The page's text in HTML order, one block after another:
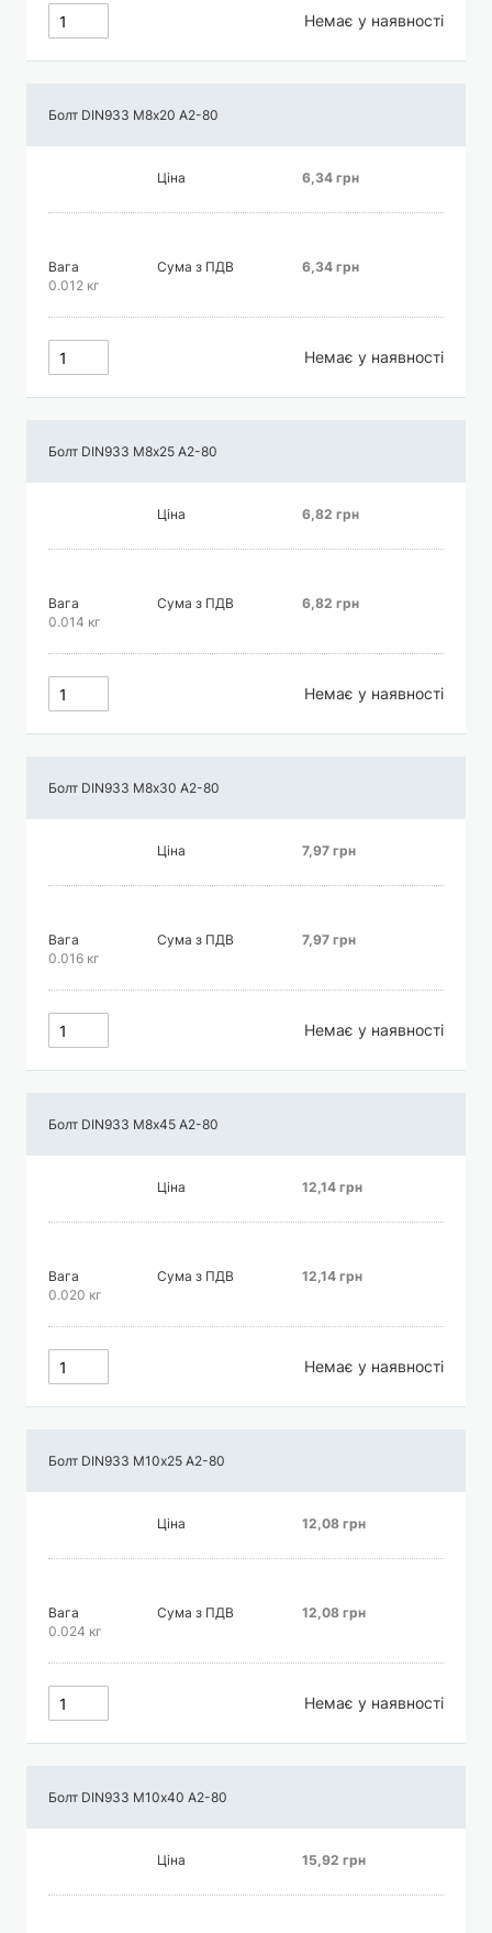
Немає у наявності
Болт DIN933 М8х20 А2-80
Ціна 6,34 грн
Вага
0.012 кг
Сума з ПДВ 6,34 грн
Немає у наявності
Болт DIN933 М8х25 А2-80
Ціна 6,82 грн
Вага
0.014 кг
Сума з ПДВ 6,82 грн
Немає у наявності
Болт DIN933 М8х30 А2-80
Ціна 7,97 грн
Вага
0.016 кг
Сума з ПДВ 7,97 грн
Немає у наявності
Болт DIN933 М8х45 А2-80
Ціна 12,14 грн
Вага
0.020 кг
Сума з ПДВ 12,14 грн
Немає у наявності
Болт DIN933 М10х25 А2-80
Ціна 12,08 грн
Вага
0.024 кг
Сума з ПДВ 12,08 грн
Немає у наявності
Болт DIN933 М10х40 А2-80
Ціна 15,92 грн